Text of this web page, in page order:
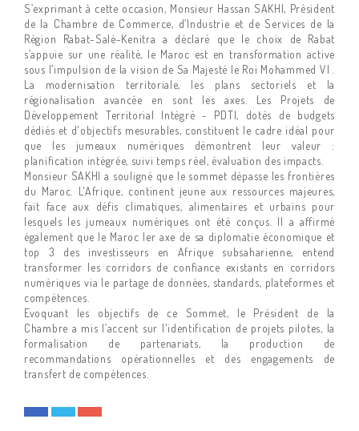
S’exprimant à cette occasion, Monsieur Hassan SAKHI, Président
de la Chambre de Commerce, d’Industrie et de Services de la
Région Rabat-Salé-Kenitra a déclaré que le choix de Rabat
s’appuie sur une réalité, le Maroc est en transformation active
sous l’impulsion de la vision de Sa Majesté le Roi Mohammed VI .
La modernisation territoriale, les plans sectoriels et la
régionalisation avancée en sont les axes. Les Projets de
Développement Territorial Intégré - PDTI, dotés de budgets
dédiés et d'objectifs mesurables, constituent le cadre idéal pour
que les jumeaux numériques démontrent leur valeur :
planification intégrée, suivi temps réel, évaluation des impacts.
Monsieur SAKHI a souligné que le sommet dépasse les frontières
du Maroc. L'Afrique, continent jeune aux ressources majeures,
fait face aux défis climatiques, alimentaires et urbains pour
lesquels les jumeaux numériques ont été conçus. Il a affirmé
également que le Maroc ler axe de sa diplomatie économique et
top 3 des investisseurs en Afrique subsaharienne, entend
transformer les corridors de confiance existants en corridors
numériques via le partage de données, standards, plateformes et
compétences.
Evoquant les objectifs de ce Sommet, le Président de la
Chambre a mis l’accent sur l'identification de projets pilotes, la
formalisation de partenariats, la production de
recommandations opérationnelles et des engagements de
transfert de compétences.